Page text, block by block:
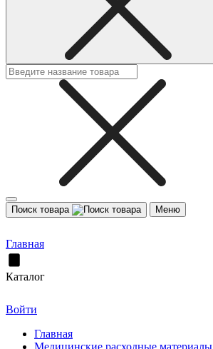
Поиск товара Меню
Главная
Каталог
Войти
Главная
Медицинские расходные материалы